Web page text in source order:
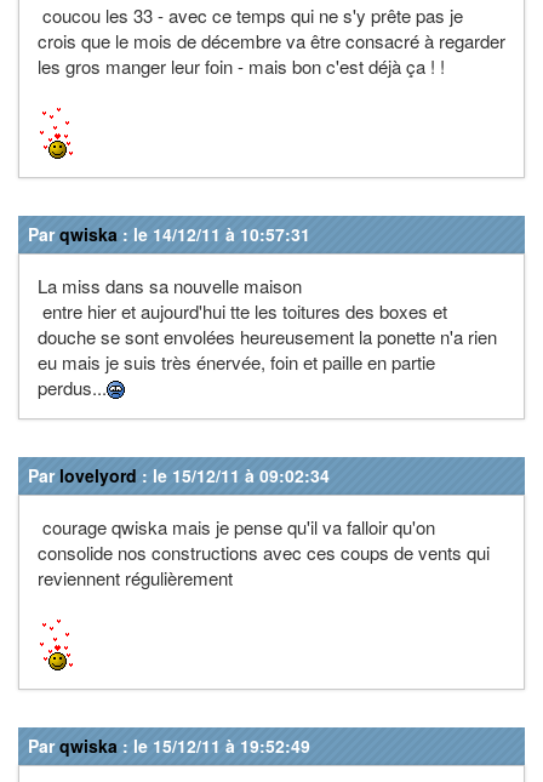
coucou les 33 - avec ce temps qui ne s'y prête pas je
crois que le mois de décembre va être consacré à regarder
les gros manger leur foin - mais bon c'est déjà ça ! !
Parqwiska : le 14/12/11 à 10:57:31
La miss dans sa nouvelle maison
entre hier et aujourd'hui tte les toitures des boxes et
douche se sont envolées heureusement la ponette n'a rien
eu mais je suis très énervée, foin et paille en partie
perdus...
Par lovelyord : le 15/12/11 à 09:02:34
courage qwiska mais je pense qu'il va falloir qu'on
consolide nos constructions avec ces coups de vents qui
reviennent régulièrement
Parqwiska : le 15/12/11 à 19:52:49